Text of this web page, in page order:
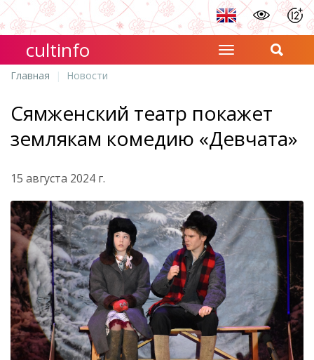
cultinfo
Главная Новости
Сямженский театр покажет
землякам комедию «Девчата»
15 августа 2024 г.